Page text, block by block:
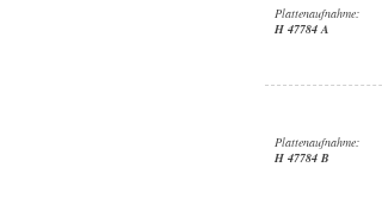
Plattenaufnahme:
H 47784 A
Plattenaufnahme:
H 47784 B